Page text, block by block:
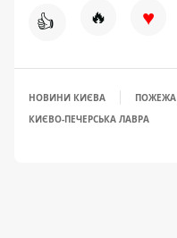
👍 🔥 ♥
НОВИНИ КИЄВА ПОЖЕЖА
КИЄВО-ПЕЧЕРСЬКА ЛАВРА